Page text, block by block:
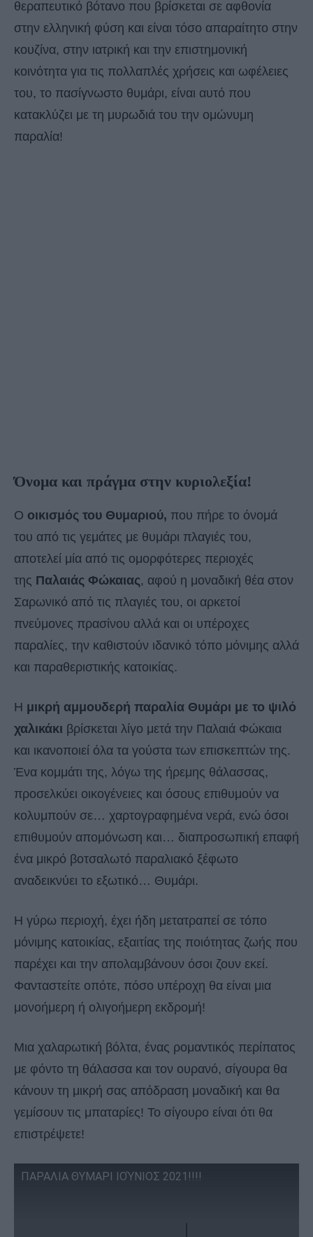
θεραπευτικό βότανο που βρίσκεται σε αφθονία
στην ελληνική φύση και είναι τόσο απαραίτητο στην
κουζίνα, στην ιατρική και την επιστημονική
κοινότητα για τις πολλαπλές χρήσεις και ωφέλειες
του, το πασίγνωστο θυμάρι, είναι αυτό που
κατακλύζει με τη μυρωδιά του την ομώνυμη
παραλία!
Όνομα και πράγμα στην κυριολεξία!
Ο οικισμός του Θυμαριού, που πήρε το όνομά
του από τις γεμάτες με θυμάρι πλαγιές του,
αποτελεί μία από τις ομορφότερες περιοχές
της Παλαιάς Φώκαιας, αφού η μοναδική θέα στον
Σαρωνικό από τις πλαγιές του, οι αρκετοί
πνεύμονες πρασίνου αλλά και οι υπέροχες
παραλίες, την καθιστούν ιδανικό τόπο μόνιμης αλλά
και παραθεριστικής κατοικίας.
Η μικρή αμμουδερή παραλία Θυμάρι με το ψιλό
χαλικάκι βρίσκεται λίγο μετά την Παλαιά Φώκαια
και ικανοποιεί όλα τα γούστα των επισκεπτών της.
Ένα κομμάτι της, λόγω της ήρεμης θάλασσας,
προσελκύει οικογένειες και όσους επιθυμούν να
κολυμπούν σε… χαρτογραφημένα νερά, ενώ όσοι
επιθυμούν απομόνωση και… διαπροσωπική επαφή
ένα μικρό βοτσαλωτό παραλιακό ξέφωτο
αναδεικνύει το εξωτικό… Θυμάρι.
Η γύρω περιοχή, έχει ήδη μετατραπεί σε τόπο
μόνιμης κατοικίας, εξαιτίας της ποιότητας ζωής που
παρέχει και την απολαμβάνουν όσοι ζουν εκεί.
Φανταστείτε οπότε, πόσο υπέροχη θα είναι μια
μονοήμερη ή ολιγοήμερη εκδρομή!
Μια χαλαρωτική βόλτα, ένας ρομαντικός περίπατος
με φόντο τη θάλασσα και τον ουρανό, σίγουρα θα
κάνουν τη μικρή σας απόδραση μοναδική και θα
γεμίσουν τις μπαταρίες! Το σίγουρο είναι ότι θα
επιστρέψετε!
ΠΑΡΑΛΙΑ ΘΥΜΑΡΙ ΙΟΎΝΙΟΣ 2021!!!!